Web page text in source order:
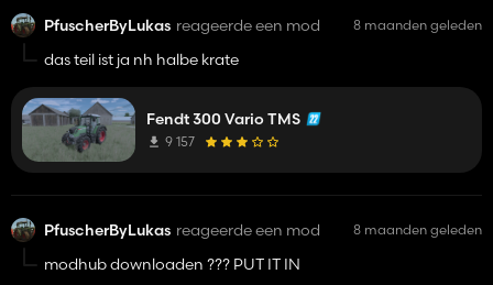
PfuscherByLukas reageerde een mod 8 maanden geleden
das teil ist ja nh halbe krate
Fendt 300 Vario TMS
9 157
PfuscherByLukas reageerde een mod 8 maanden geleden
modhub downloaden ??? PUT IT IN